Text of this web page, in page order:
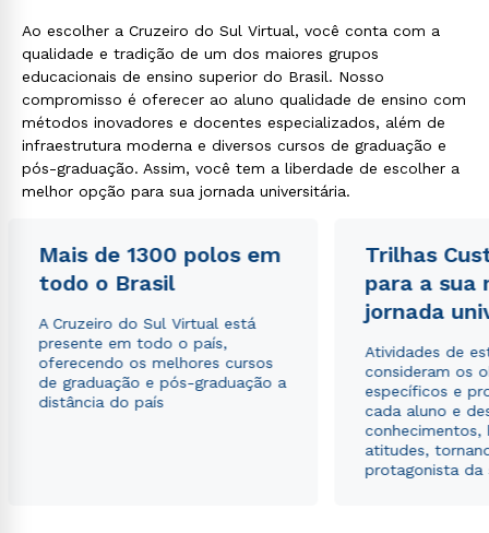
Ao escolher a Cruzeiro do Sul Virtual, você conta com a
qualidade e tradição de um dos maiores grupos
educacionais de ensino superior do Brasil. Nosso
compromisso é oferecer ao aluno qualidade de ensino com
métodos inovadores e docentes especializados, além de
infraestrutura moderna e diversos cursos de graduação e
pós-graduação. Assim, você tem a liberdade de escolher a
melhor opção para sua jornada universitária.
Mais de 1300 polos em
todo o Brasil
A Cruzeiro do Sul Virtual está
presente em todo o país,
oferecendo os melhores cursos
de graduação e pós-graduação a
distância do país
Trilhas
para a sua
jornada
Atividades de
consideram os
específicos e
cada aluno e
conhecimentos,
atitudes,
protagonista da